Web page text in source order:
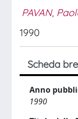
PAVAN,
1990
Scheda
Anno
1990